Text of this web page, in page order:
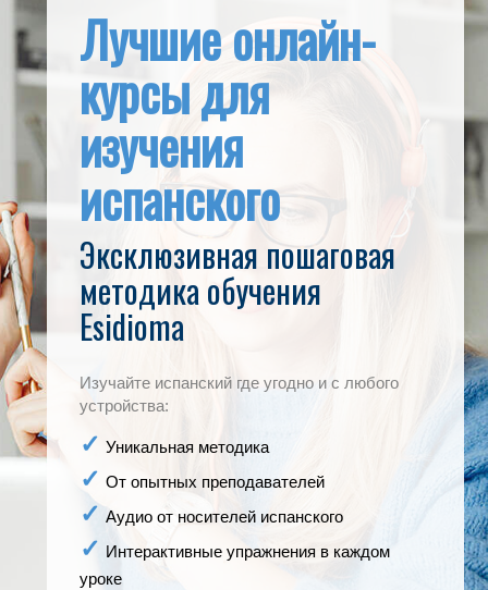
Лучшие онлайн-
курсы для
изучения
испанского
Эксклюзивная пошаговая
методика обучения
Esidioma
Изучайте испанский где угодно и с любого
устройства:
Уникальная методика
От опытных преподавателей
Аудио от носителей испанского
Интерактивные упражнения в каждом
уроке